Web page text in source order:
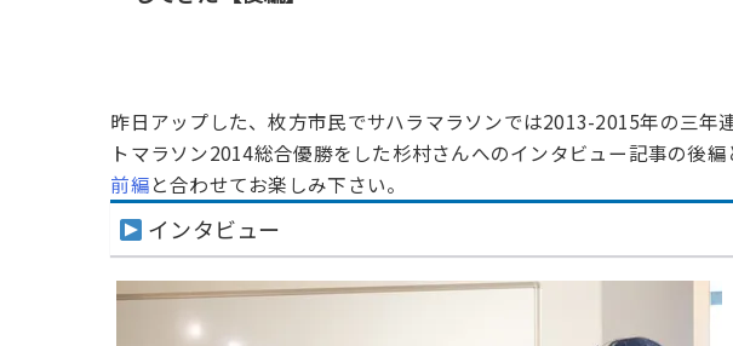
昨日アップした、枚方市民でサハラマラソンでは2013-2015年の三年
トマラソン2014総合優勝をした杉村さんへのインタビュー記事の後編
前編と合わせてお楽しみ下さい。
インタビュー